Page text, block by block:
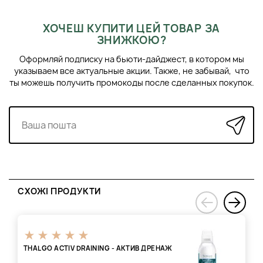
ХОЧЕШ КУПИТИ ЦЕЙ ТОВАР ЗА
ЗНИЖКОЮ?
Оформляй подписку на бьюти-дайджест, в котором мы
указываем все актуальные акции. Также, не забывай, что
ты можешь получить промокоды после сделанных покупок.
СХОЖІ ПРОДУКТИ
THALGO ACTIV DRAINING - АКТИВ ДРЕНАЖ
‹
›